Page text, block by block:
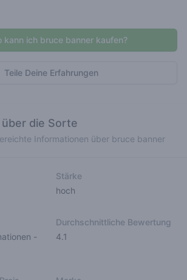
Teile Deine Erfahrungen
kann ich bruce banner kaufen?
die Sorte
Informationen über bruce banner
Stärke
hoch
-
Durchschnittliche Bewertung
4.1